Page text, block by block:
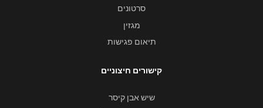
סרטונים
מגזין
תיאום פגישות
קישורים חיצוניים
שיש אבן קיסר